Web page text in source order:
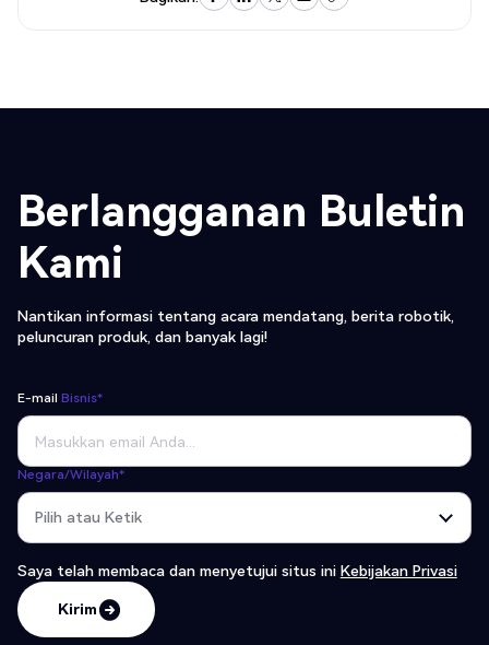
Berlangganan Buletin
Kami
Nantikan informasi tentang acara mendatang, berita robotik,
peluncuran produk, dan banyak lagi!
E-mail Bisnis*
Negara/Wilayah*
Saya telah membaca dan menyetujui situs ini Kebijakan Privasi
Kirim
Kirim